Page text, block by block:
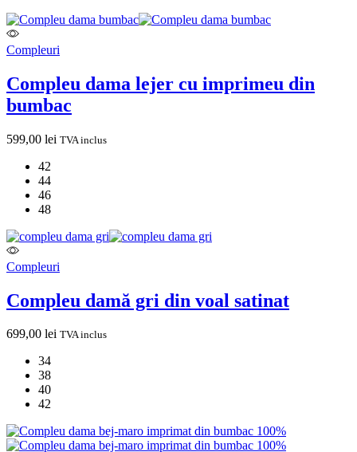
Compleuri
Compleu dama lejer cu imprimeu din
bumbac
599,00 lei TVA inclus
42
44
46
48
Compleuri
Compleu damă gri din voal satinat
699,00 lei TVA inclus
34
38
40
42